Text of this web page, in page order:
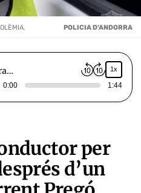
per
d’un
POLICIA D'ANDORRA
1x
0:00 1:44